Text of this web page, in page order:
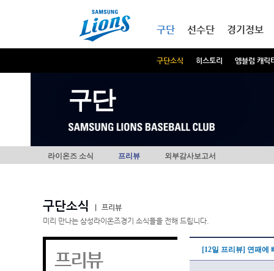
구단
구단소식 히스토리 엠블럼 캐릭
선수단 경기정보
구단
라이온즈 소식 프리뷰 외부감사보고서
구단소식
프리뷰
미리 만나는 삼성라이온즈경기 소식들을 전해 드립니다.
프리뷰 [12일 프리뷰] 연패에